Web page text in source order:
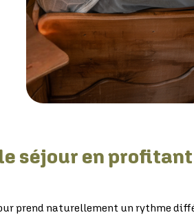
séjour en
prend naturellement un rythme